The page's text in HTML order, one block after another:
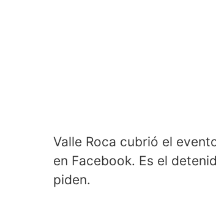
Valle Roca cubrió el
en Facebook. Es el
piden.